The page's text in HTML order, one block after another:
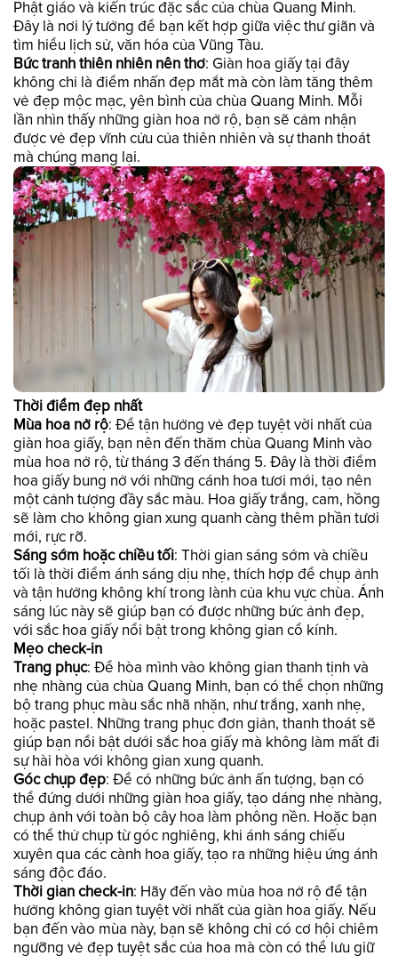
Phật giáo và kiến trúc đặc sắc của chùa Quang Minh.
Đây là nơi lý tưởng để bạn kết hợp giữa việc thư giãn và
tìm hiểu lịch sử, văn hóa của Vũng Tàu.
Bức tranh thiên nhiên nên thơ: Giàn hoa giấy tại đây
không chỉ là điểm nhấn đẹp mắt mà còn làm tăng thêm
vẻ đẹp mộc mạc, yên bình của chùa Quang Minh. Mỗi
lần nhìn thấy những giàn hoa nở rộ, bạn sẽ cảm nhận
được vẻ đẹp vĩnh cửu của thiên nhiên và sự thanh thoát
mà chúng mang lại.
Thời điểm đẹp nhất
Mùa hoa nở rộ: Để tận hưởng vẻ đẹp tuyệt vời nhất của
giàn hoa giấy, bạn nên đến thăm chùa Quang Minh vào
mùa hoa nở rộ, từ tháng 3 đến tháng 5. Đây là thời điểm
hoa giấy bung nở với những cánh hoa tươi mới, tạo nên
một cảnh tượng đầy sắc màu. Hoa giấy trắng, cam, hồng
sẽ làm cho không gian xung quanh càng thêm phần tươi
mới, rực rỡ.
Sáng sớm hoặc chiều tối: Thời gian sáng sớm và chiều
tối là thời điểm ánh sáng dịu nhẹ, thích hợp để chụp ảnh
và tận hưởng không khí trong lành của khu vực chùa. Ánh
sáng lúc này sẽ giúp bạn có được những bức ảnh đẹp,
với sắc hoa giấy nổi bật trong không gian cổ kính.
Mẹo check-in
Trang phục: Để hòa mình vào không gian thanh tịnh và
nhẹ nhàng của chùa Quang Minh, bạn có thể chọn những
bộ trang phục màu sắc nhã nhặn, như trắng, xanh nhẹ,
hoặc pastel. Những trang phục đơn giản, thanh thoát sẽ
giúp bạn nổi bật dưới sắc hoa giấy mà không làm mất đi
sự hài hòa với không gian xung quanh.
Góc chụp đẹp: Để có những bức ảnh ấn tượng, bạn có
thể đứng dưới những giàn hoa giấy, tạo dáng nhẹ nhàng,
chụp ảnh với toàn bộ cây hoa làm phông nền. Hoặc bạn
có thể thử chụp từ góc nghiêng, khi ánh sáng chiếu
xuyên qua các cành hoa giấy, tạo ra những hiệu ứng ánh
sáng độc đáo.
Thời gian check-in: Hãy đến vào mùa hoa nở rộ để tận
hưởng không gian tuyệt vời nhất của giàn hoa giấy. Nếu
bạn đến vào mùa này, bạn sẽ không chỉ có cơ hội chiêm
ngưỡng vẻ đẹp tuyệt sắc của hoa mà còn có thể lưu giữ